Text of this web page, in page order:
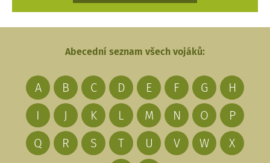
Abecední seznam všech vojáků:
A B C D E F G
H
I
J K L M N O
P
Q
R S T U V W
X